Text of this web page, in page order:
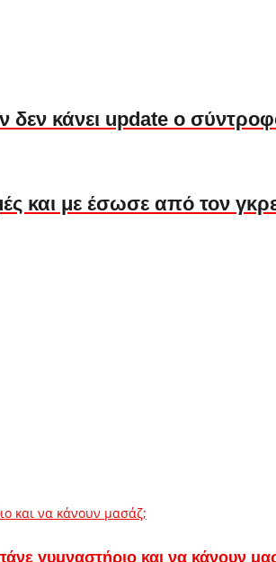
δεν κάνει update ο
και με έσωσε από τον
γυμναστήριο και να κάνουν